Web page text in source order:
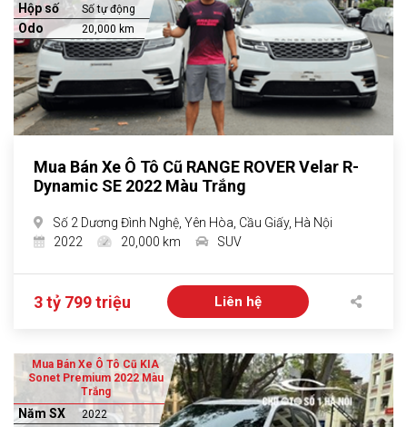
Hộp số Số tự động
Odo 20,000 km
Mua Bán Xe Ô Tô Cũ RANGE ROVER Velar R-
Dynamic SE 2022 Màu Trắng
Số 2 Dương Đình Nghệ, Yên Hòa, Cầu Giấy, Hà Nội
2022
20,000 km SUV
3 tỷ 799 triệu Liên hệ
Mua Bán Xe Ô Tô Cũ KIA
Sonet Premium 2022 Màu
Trắng
Năm SX 2022